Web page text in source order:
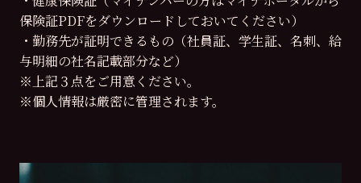
保険証PDFをダウンロードしておいてください）
・勤務先が証明できるもの（社員証、学生証、名刺、給
与明細の社名記載部分など）
※上記３点をご用意ください。
※個人情報は厳密に管理されます。